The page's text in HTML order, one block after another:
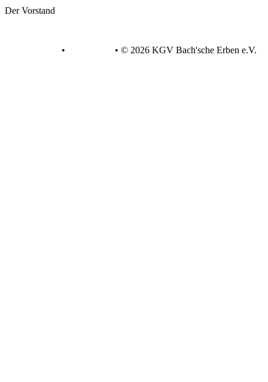
Der Vorstand
• • © 2026 KGV Bach'sche Erben e.V.